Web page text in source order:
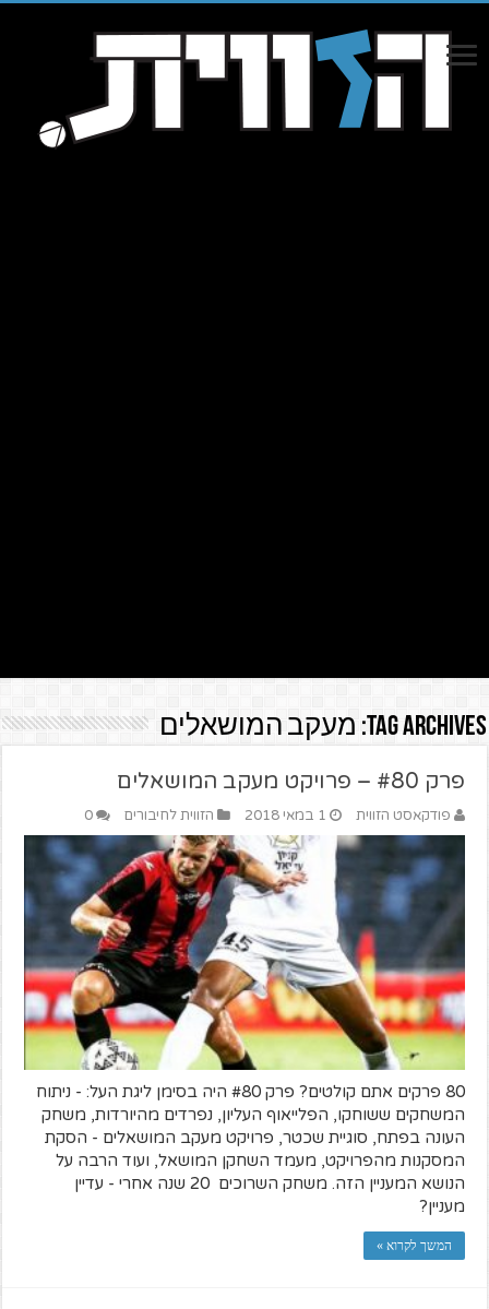
Tag Archives: מעקב המושאלים
פרק #80 – פרויקט מעקב המושאלים
פודקאסט הזווית 1 במאי 2018 הזווית לחיבורים 0
80 פרקים אתם קולטים? פרק #80 היה בסימן ליגת העל: - ניתוח
המשחקים ששוחקו, הפלייאוף העליון, נפרדים מהיורדות, משחק
העונה בפתח, סוגיית שכטר, פרויקט מעקב המושאלים - הסקת
המסקנות מהפרויקט, מעמד השחקן המושאל, ועוד הרבה על
הנושא המעניין הזה. משחק השרוכים 20 שנה אחרי - עדיין
מעניין?
המשך לקרוא »